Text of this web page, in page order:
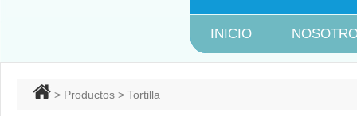
INICIO
> Productos > Tortilla